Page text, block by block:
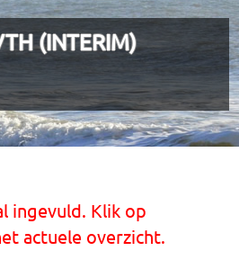
(INTERIM)
ingevuld. Klik op
actuele overzicht.